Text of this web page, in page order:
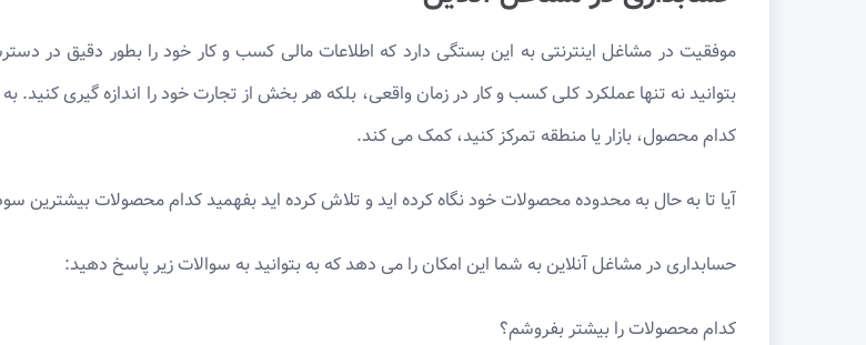
موفقیت در مشاغل اینترنتی به این بستگی دارد که اطلاعات مالی کسب و کار خود را بطور دقیق در
بتوانید نه تنها عملکرد کلی کسب و کار در زمان واقعی، بلکه هر بخش از تجارت خود را اندازه گیری
کدام محصول، بازار یا منطقه تمرکز کنید، کمک می کند.
آیا تا به حال به محدوده محصولات خود نگاه کرده اید و تلاش کرده اید بفهمید کدام محصولات بیشترین سود
حسابداری در مشاغل آنلاین به شما این امکان را می دهد که به بتوانید به سوالات زیر پاسخ دهید:
کدام محصولات را بیشتر بفروشم؟